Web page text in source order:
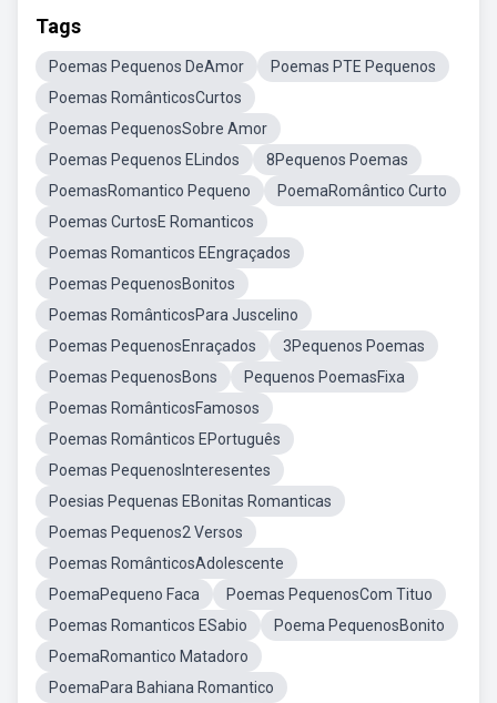
Tags
Poemas Pequenos DeAmor
Poemas PTE Pequenos
Poemas RomânticosCurtos
Poemas PequenosSobre Amor
Poemas Pequenos ELindos
8Pequenos Poemas
PoemasRomantico Pequeno
PoemaRomântico Curto
Poemas CurtosE Romanticos
Poemas Romanticos EEngraçados
Poemas PequenosBonitos
Poemas RomânticosPara Juscelino
Poemas PequenosEnraçados
3Pequenos Poemas
Poemas PequenosBons
Pequenos PoemasFixa
Poemas RomânticosFamosos
Poemas Românticos EPortuguês
Poemas PequenosInteresentes
Poesias Pequenas EBonitas Romanticas
Poemas Pequenos2 Versos
Poemas RomânticosAdolescente
PoemaPequeno Faca
Poemas PequenosCom Tituo
Poemas Romanticos ESabio
Poema PequenosBonito
PoemaRomantico Matadoro
PoemaPara Bahiana Romantico